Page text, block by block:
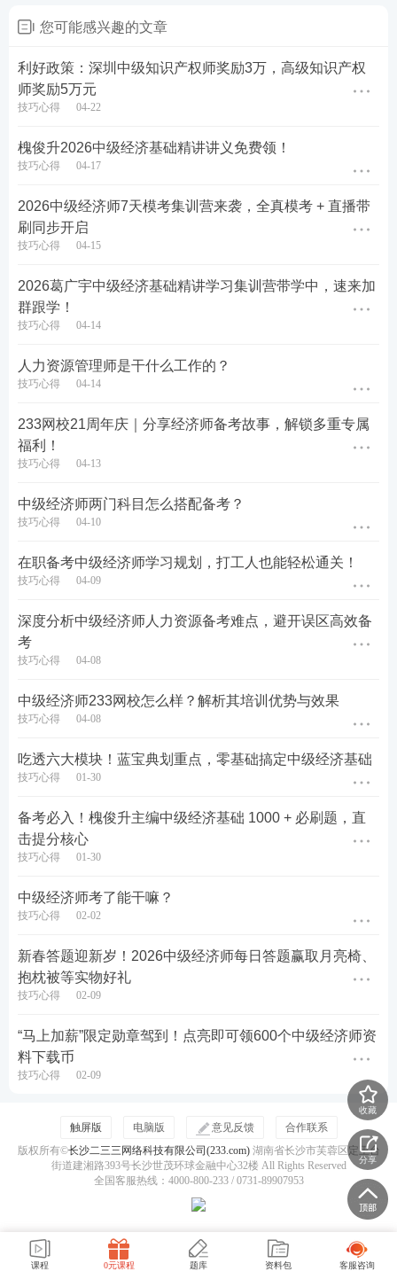
2、中级人力资源
本次中级经济人力资源模考大赛，全面覆盖
心知识点，从知识点掌握情况来看，学员整体掌握
属于薄弱环节，其中以下5个知识点错误率最高，
成为本次模考的
3、中级工商管理
本次中级经济人力资源模考大赛，全面覆盖67个核
属于薄弱环节，其中以下5个知识点错误率最高，
成为本次模考的
有APP和小程序两种方式查看模考大赛答案。
方式一：进入模考大赛页面——点击重新挑战——查
看报告(如果没有参加可以点补考参加模考)——查看
解析，即可查看模考大赛答案。如图示（以2月为
例）：
点击进入>>2026年中级经济师模考大赛
页面
您可能感兴趣的文章
利好政策：深圳中级知识产权师奖励3万，高级知识产权
师奖励5万元
技巧心得 04-22
槐俊升2026中级经济基础精讲讲义免费领！
技巧心得 04-17
2026中级经济师7天模考集训营来袭，全真模考 + 直播带
刷同步开启
技巧心得 04-15
2026葛广宇中级经济基础精讲学习集训营带学中，速来加
群跟学！
技巧心得 04-14
人力资源管理师是干什么工作的？
技巧心得 04-14
233网校21周年庆｜分享经济师备考故事，解锁多重专属
福利！
技巧心得 04-13
中级经济师两门科目怎么搭配备考？
技巧心得 04-10
在职备考中级经济师学习规划，打工人也能轻松通关！
技巧心得 04-09
深度分析中级经济师人力资源备考难点，避开误区高效备
考
技巧心得 04-08
中级经济师233网校怎么样？解析其培训优势与效果
技巧心得 04-08
吃透六大模块！蓝宝典划重点，零基础搞定中级经济基础
技巧心得 01-30
备考必入！槐俊升主编中级经济基础 1000 + 必刷题，直
击提分核心
技巧心得 01-30
中级经济师考了能干嘛？
技巧心得 02-02
新春答题迎新岁！2026中级经济师每日答题赢取月亮椅、
抱枕被等实物好礼
技巧心得 02-09
“马上加薪”限定勋章驾到！点亮即可领600个中级经济师资
料下载币
技巧心得 02-09
收藏
分享
触屏版 电脑版 意见反馈
合作联系
版权所有©长沙二三三网络科技有限公司(233.com)湖南省长沙市芙蓉区定王台
街道建湘路393号长沙世茂环球金融中心32楼 All Rights Reserved
全国客服热线：4000-800-233 / 0731-89907953
课程 0元课程 题库 资料包 客服咨询